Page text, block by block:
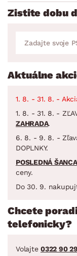
Zistite dobu
Aktuálne
1. 8. - 31. 8. -
1. 8. - 31. 8. -
ZAHRADA.
6. 8. - 9. 8. -
DOPLNKY.
POSLEDNÁ ŠANCA
ceny.
Do 30. 9.
Chcete
telefonicky?
Volajte 0322 90